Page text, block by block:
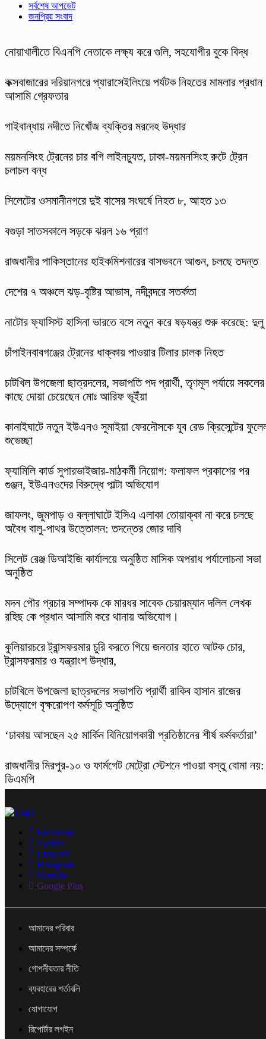
সর্বশেষ আপডেট
জনপ্রিয় সংবাদ
নোয়াখালীতে বিএনপি নেতাকে লক্ষ্য করে গুলি, সহযোগীর বুকে বিদ্ধ
কক্সবাজারের দরিয়ানগরে প্যারাসেইলিংয়ে পর্যটক নিহতের মামলার প্রধান
আসামি গ্রেফতার
গাইবান্ধায় নদীতে নিখোঁজ ব্যক্তির মরদেহ উদ্ধার
ময়মনসিংহ ট্রেনের চার বগি লাইনচ্যুত, ঢাকা-ময়মনসিংহ রুটে ট্রেন
চলাচল বন্ধ
সিলেটের ওসমানীনগরে দুই বাসের সংঘর্ষে নিহত ৮, আহত ১৩
বগুড়া সাতসকালে সড়কে ঝরল ১৬ প্রাণ
রাজধানীর পাকিস্তানের হাইকমিশনারের বাসভবনে আগুন, চলছে তদন্ত
দেশের ৭ অঞ্চলে ঝড়-বৃষ্টির আভাস, নদীবন্দরে সতর্কতা
নাটোর ফ্যাসিস্ট হাসিনা ভারতে বসে নতুন করে ষড়যন্ত্র শুরু করেছে: দুলু
চাঁপাইনবাবগঞ্জের ট্রেনের ধাক্কায় পাওয়ার টিলার চালক নিহত
চাটখিল উপজেলা ছাত্রদলের, সভাপতি পদ প্রার্থী, তৃণমূল পর্যায়ে সকলের
কাছে দোয়া চেয়েছেন মোঃ আরিফ ভূইঁয়া
কানাইঘাটে নতুন ইউএনও সুমাইয়া ফেরদৌসকে যুব রেড ক্রিসেন্টের
শুভেচ্ছা
ফ্যামিলি কার্ড সুপারভাইজার-মাঠকর্মী নিয়োগ: ফলাফল প্রকাশের পর
গুঞ্জন, ইউএনওদের বিরুদ্ধে পাল্টা অভিযোগ
​জাফলং, জুমপাড় ও বল্লাঘাটে ইসিএ এলাকা তোয়াক্কা না করে চলছে
অবৈধ বালু-পাথর উত্তোলন: তদন্তের জোর দাবি
‎সিলেট রেঞ্জ ডিআইজি কার্যালয়ে অনুষ্ঠিত মাসিক অপরাধ পর্যালোচনা সভা
অনুষ্ঠিত
মদন পৌর প্রচার সম্পাদক কে মারধর সাবেক চেয়ারম্যান দলিল লেখক
রহিছ কে প্রধান আসামি করে থানায় অভিযোগ।
কুলিয়ারচরে ট্রান্সফরমার চুরি করতে গিয়ে জনতার হাতে আটক চোর,
ট্রান্সফরমার ও যন্ত্রাংশ উদ্ধার,
চাটখিলে উপজেলা ছাত্রদলের সভাপতি প্রার্থী রাকিব হাসান রাজের
উদ্যোগে বৃক্ষরোপণ কর্মসূচি অনুষ্ঠিত
‘ঢাকায় আসছেন ২৫ মার্কিন বিনিয়োগকারী প্রতিষ্ঠানের শীর্ষ কর্মকর্তারা’
রাজধানীর মিরপুর-১০ ও ফার্মগেট মেট্রো স্টেশনে পাওয়া বস্তু বোমা নয়:
ডিএমপি
Facebook
Twitter
Linkedin
Instagram
Youtube
Google Plus
আমাদের পরিবার
আমাদের সম্পর্কে
গোপনীয়তার নীতি
ব্যবহারের শর্তাবলি
যোগাযোগ
রিপোর্টার লগইন